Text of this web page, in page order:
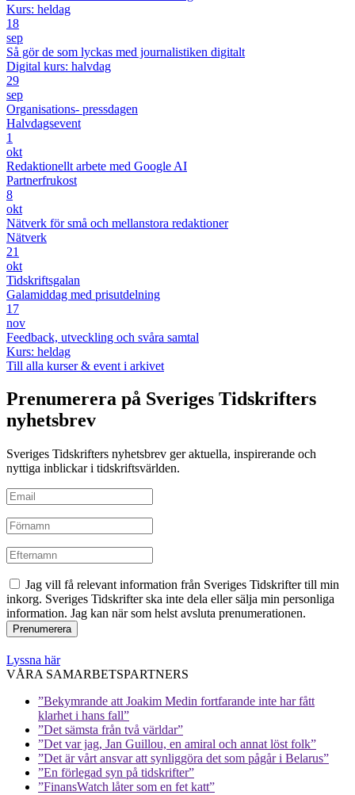
Kurs: heldag
18
sep
Så gör de som lyckas med journalistiken digitalt
Digital kurs: halvdag
29
sep
Organisations- pressdagen
Halvdagsevent
1
okt
Redaktionellt arbete med Google AI
Partnerfrukost
8
okt
Nätverk för små och mellanstora redaktioner
Nätverk
21
okt
Tidskriftsgalan
Galamiddag med prisutdelning
17
nov
Feedback, utveckling och svåra samtal
Kurs: heldag
Till alla kurser & event i arkivet
Prenumerera på Sveriges Tidskrifters
nyhetsbrev
Sveriges Tidskrifters nyhetsbrev ger aktuella, inspirerande och
nyttiga inblickar i tidskriftsvärlden.
Jag vill få relevant information från Sveriges Tidskrifter till min
inkorg. Sveriges Tidskrifter ska inte dela eller sälja min personliga
information. Jag kan när som helst avsluta prenumerationen.
Lyssna här
VÅRA SAMARBETSPARTNERS
”Bekymrande att Joakim Medin fortfarande inte har fått
klarhet i hans fall”
”Det sämsta från två världar”
”Det var jag, Jan Guillou, en amiral och annat löst folk”
”Det är vårt ansvar att synliggöra det som pågår i Belarus”
”En förlegad syn på tidskrifter”
”FinansWatch låter som en fet katt”